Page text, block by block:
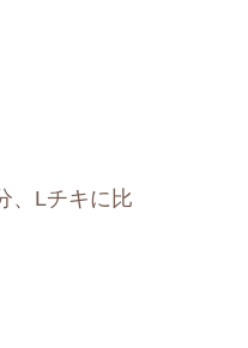
、Lチキに比